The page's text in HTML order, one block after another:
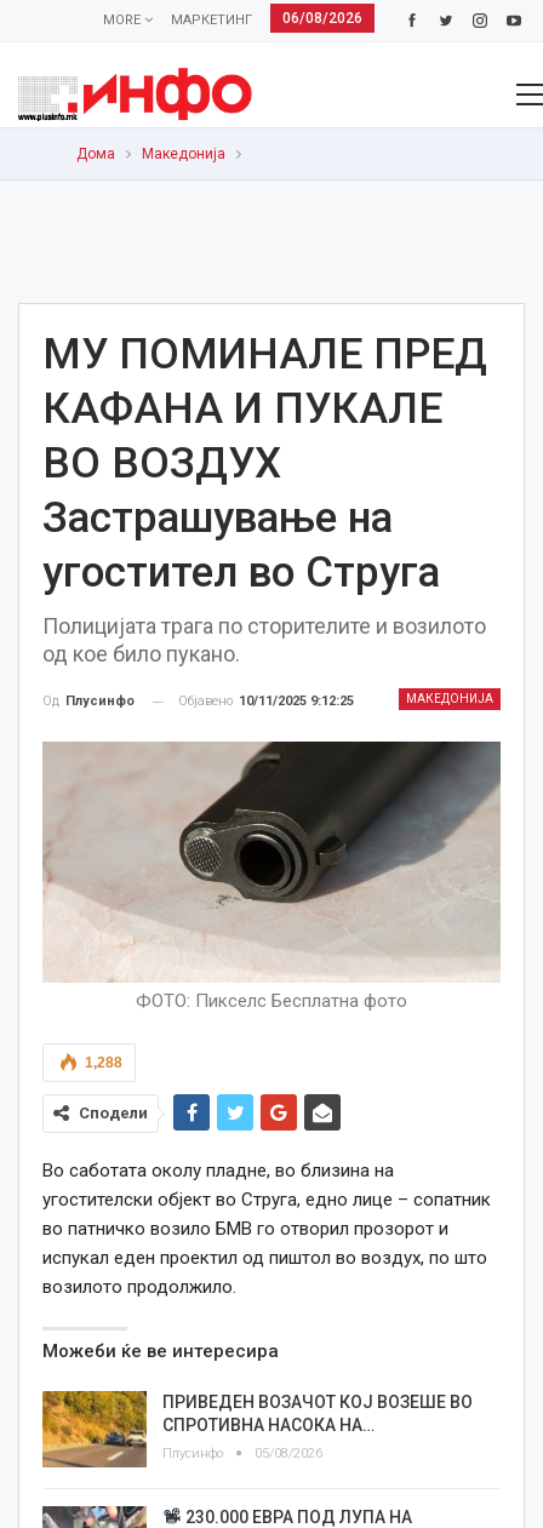
06/08/2026
МАРКЕТИНГ
MORE
Дома Македонија
МУ ПОМИНАЛЕ ПРЕД
КАФАНА И ПУКАЛЕ
ВО ВОЗДУХ
Застрашување на
угостител во Струга
Полицијата трага по сторителите и возилото
од кое било пукано.
МАКЕДОНИЈА
Од Плусинфо Објавено 10/11/2025 9:12:25
ФОТО: Пикселс Бесплатна фото
1,288
Сподели
Во саботата околу пладне, во близина на
угостителски објект во Струга, едно лице – сопатник
во патничко возило БМВ го отворил прозорот и
испукал еден проектил од пиштол во воздух, по што
возилото продолжило.
Можеби ќе ве интересира
ПРИВЕДЕН ВОЗАЧОТ КОЈ ВОЗЕШЕ ВО
СПРОТИВНА НАСОКА НА…
Плусинфо 05/08/2026
230.000 ЕВРА ПОД ЛУПА НА